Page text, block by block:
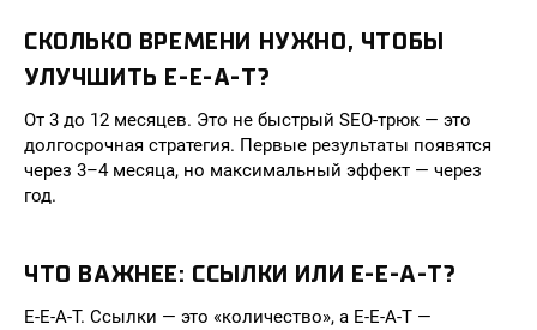
СКОЛЬКО ВРЕМЕНИ НУЖНО, ЧТОБЫ
УЛУЧШИТЬ E-E-A-T?
От 3 до 12 месяцев. Это не быстрый SEO-трюк — это
долгосрочная стратегия. Первые результаты появятся
через 3–4 месяца, но максимальный эффект — через
год.
ЧТО ВАЖНЕЕ: ССЫЛКИ ИЛИ E-E-A-T?
E-E-A-T. Ссылки — это «количество», а E-E-A-T —